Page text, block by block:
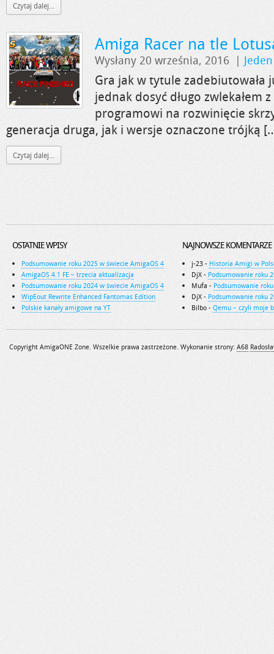
Czytaj dalej...
Amiga Racer na tle
Wysłany 20 września, 2016 |
Gra jak w tytule zadebiutowała
jednak dosyć długo zwlekałem
programowi na rozwinięcie
generacja druga, jak i wersje oznaczone trójką
Czytaj dalej...
OSTATNIE WPISY
Podsumowanie roku 2025 w świecie AmigaOS 4
AmigaOS 4.1 FE – trzecia aktualizacja
Podsumowanie roku 2024 w świecie AmigaOS 4
WipEout Rewrite Enhanced Fantomas Edition
Polskie kanały amigowe na YT
NAJNOWSZE KOMENTARZE
j-23 - Historia Amigi w
DjX - Podsumowanie roku
Mufa - Podsumowanie
DjX - Podsumowanie roku
Bilbo - Qemu – czyli moje
Copyright AmigaONE Zone. Wszelkie prawa zastrzeżone. Wykonanie strony: A68